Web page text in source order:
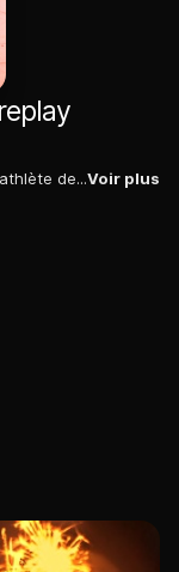
Manu Massabova incarne non seulement un athlète de renom, mais aussi un ambassadeur passionné du BMX Flat, façonnant l'avenir de cette discipline qui a échappé de peu à l'oubli.Voir plus